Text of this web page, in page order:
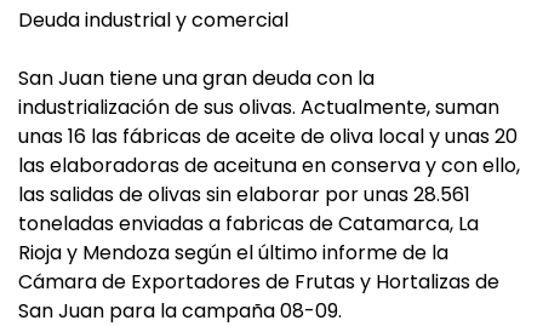
Deuda industrial y comercial
San Juan tiene una gran deuda con la
industrialización de sus olivas. Actualmente, suman
unas 16 las fábricas de aceite de oliva local y unas 20
las elaboradoras de aceituna en conserva y con ello,
las salidas de olivas sin elaborar por unas 28.561
toneladas enviadas a fabricas de Catamarca, La
Rioja y Mendoza según el último informe de la
Cámara de Exportadores de Frutas y Hortalizas de
San Juan para la campaña 08-09.